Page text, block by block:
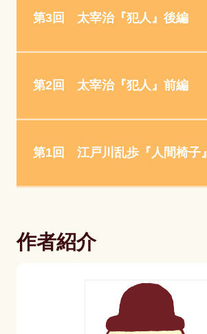
第3回 太宰治『犯人』後編
第2回 太宰治『犯人』前編
第1回 江戸川乱歩『人間椅子』
作者紹介